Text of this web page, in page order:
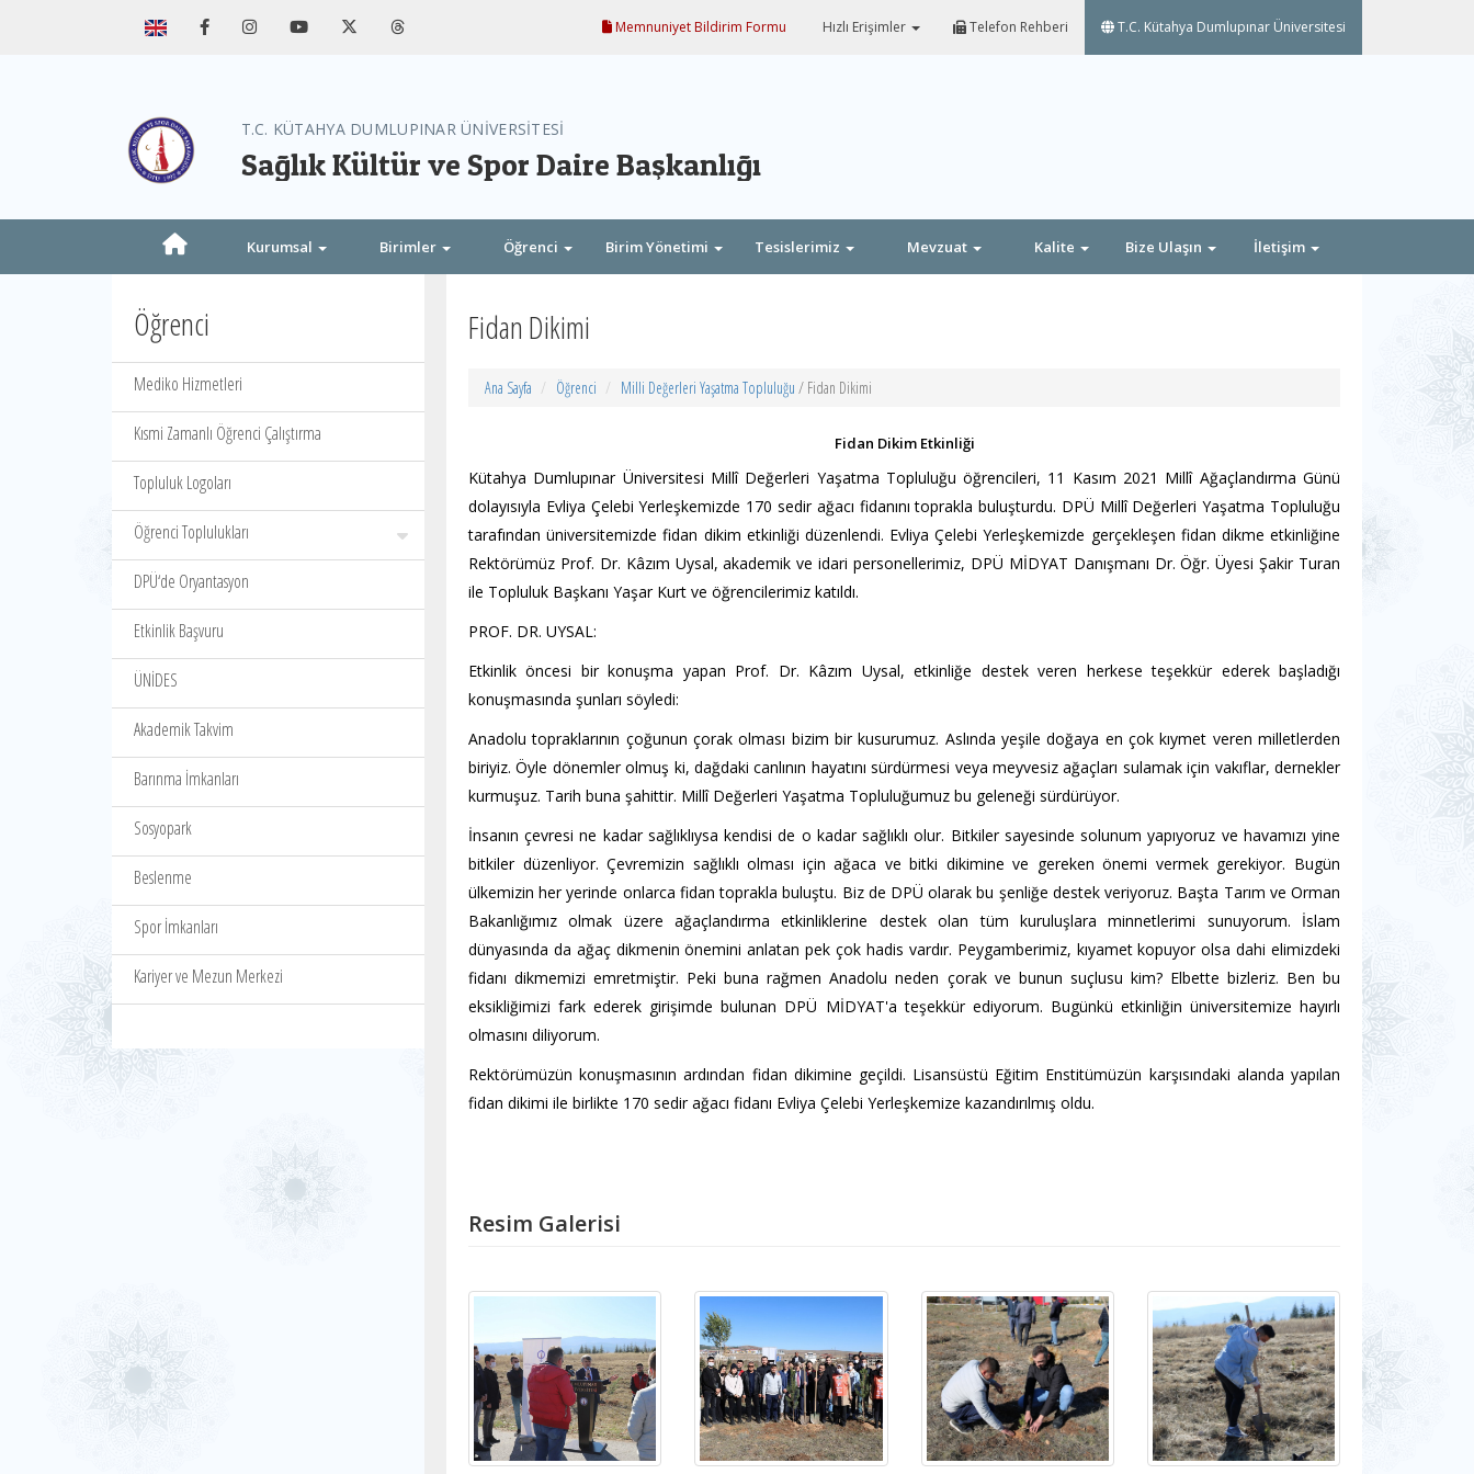
Memnuniyet Bildirim Formu Hızlı Erişimler Telefon Rehberi T.C. Kütahya Dumlupınar Üniversitesi
T.C. KÜTAHYA DUMLUPINAR ÜNİVERSİTESİ
Sağlık Kültür ve Spor Daire Başkanlığı
Kurumsal Birimler Öğrenci Birim Yönetimi Tesislerimiz Mevzuat Kalite Bize Ulaşın İletişim
Öğrenci
Mediko Hizmetleri
Kısmi Zamanlı Öğrenci Çalıştırma
Topluluk Logoları
Öğrenci Toplulukları
DPÜ‘de Oryantasyon
Etkinlik Başvuru
ÜNİDES
Akademik Takvim
Barınma İmkanları
Sosyopark
Beslenme
Spor İmkanları
Kariyer ve Mezun Merkezi
Fidan Dikimi
Ana Sayfa Öğrenci Milli Değerleri Yaşatma Topluluğu / Fidan Dikimi
Fidan Dikim Etkinliği
Kütahya Dumlupınar Üniversitesi Millî Değerleri Yaşatma Topluluğu öğrencileri, 11 Kasım 2021 Millî Ağaçlandırma Günü
dolayısıyla Evliya Çelebi Yerleşkemizde 170 sedir ağacı fidanını toprakla buluşturdu. DPÜ Millî Değerleri Yaşatma Topluluğu
tarafından üniversitemizde fidan dikim etkinliği düzenlendi. Evliya Çelebi Yerleşkemizde gerçekleşen fidan dikme etkinliğine
Rektörümüz Prof. Dr. Kâzım Uysal, akademik ve idari personellerimiz, DPÜ MİDYAT Danışmanı Dr. Öğr. Üyesi Şakir Turan
ile Topluluk Başkanı Yaşar Kurt ve öğrencilerimiz katıldı.
PROF. DR. UYSAL:
Etkinlik öncesi bir konuşma yapan Prof. Dr. Kâzım Uysal, etkinliğe destek veren herkese teşekkür ederek başladığı
konuşmasında şunları söyledi:
Anadolu topraklarının çoğunun çorak olması bizim bir kusurumuz. Aslında yeşile doğaya en çok kıymet veren milletlerden
biriyiz. Öyle dönemler olmuş ki, dağdaki canlının hayatını sürdürmesi veya meyvesiz ağaçları sulamak için vakıflar, dernekler
kurmuşuz. Tarih buna şahittir. Millî Değerleri Yaşatma Topluluğumuz bu geleneği sürdürüyor.
İnsanın çevresi ne kadar sağlıklıysa kendisi de o kadar sağlıklı olur. Bitkiler sayesinde solunum yapıyoruz ve havamızı yine
bitkiler düzenliyor. Çevremizin sağlıklı olması için ağaca ve bitki dikimine ve gereken önemi vermek gerekiyor. Bugün
ülkemizin her yerinde onlarca fidan toprakla buluştu. Biz de DPÜ olarak bu şenliğe destek veriyoruz. Başta Tarım ve Orman
Bakanlığımız olmak üzere ağaçlandırma etkinliklerine destek olan tüm kuruluşlara minnetlerimi sunuyorum. İslam
dünyasında da ağaç dikmenin önemini anlatan pek çok hadis vardır. Peygamberimiz, kıyamet kopuyor olsa dahi elimizdeki
fidanı dikmemizi emretmiştir. Peki buna rağmen Anadolu neden çorak ve bunun suçlusu kim? Elbette bizleriz. Ben bu
eksikliğimizi fark ederek girişimde bulunan DPÜ MİDYAT'a teşekkür ediyorum. Bugünkü etkinliğin üniversitemize hayırlı
olmasını diliyorum.
Rektörümüzün konuşmasının ardından fidan dikimine geçildi. Lisansüstü Eğitim Enstitümüzün karşısındaki alanda yapılan
fidan dikimi ile birlikte 170 sedir ağacı fidanı Evliya Çelebi Yerleşkemize kazandırılmış oldu.
Resim Galerisi